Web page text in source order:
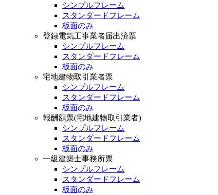
シンプルフレーム
スタンダードフレーム
板面のみ
登録電気工事業者届出済票
シンプルフレーム
スタンダードフレーム
板面のみ
宅地建物取引業者票
シンプルフレーム
スタンダードフレーム
板面のみ
報酬額票(宅地建物取引業者)
シンプルフレーム
スタンダードフレーム
板面のみ
一級建築士事務所票
シンプルフレーム
スタンダードフレーム
板面のみ